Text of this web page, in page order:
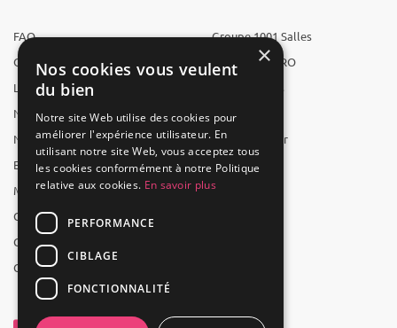
FAQ
Qui sommes-nous ?
L'équipe
Nous recrutons
Nos partenaires
Espace presse
Mentions légales
CGV
CGU
Contact
Groupe 1001 Salles
1001 Salles PRO
1001 Traiteurs
1001 Artistes
Reserverunbar
MP2
×
Nos cookies vous veulent
du bien
Notre site Web utilise des cookies pour
améliorer l'expérience utilisateur. En
utilisant notre site Web, vous acceptez tous
les cookies conformément à notre Politique
relative aux cookies. En savoir plus
PERFORMANCE
CIBLAGE
FONCTIONNALITÉ